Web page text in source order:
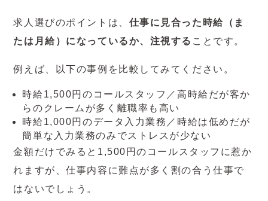
求人選びのポイントは、 仕事に見合った時給（ま
たは月給）になっているか、注視する ことです。
例えば、以下の事例を比較してみてください。
時給1,500円のコールスタッフ／高時給だが客か
らのクレームが多く離職率も高い
時給1,000円のデータ入力業務／時給は低めだが
簡単な入力業務のみでストレスが少ない
金額だけでみると1,500円のコールスタッフに惹か
れますが、仕事内容に難点が多く割の合う仕事で
はないでしょう。